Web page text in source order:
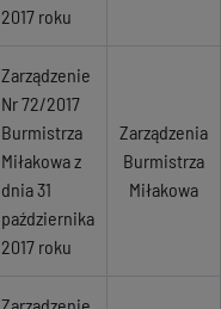
2017 roku
Zarządzenie
Nr 72/2017
Burmistrza
Miłakowa z
dnia 31
października
2017 roku
Zarządzenia
Burmistrza
Miłakowa